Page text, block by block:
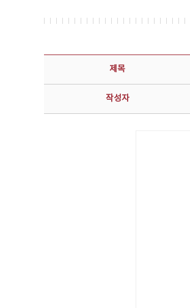
공지사항 상세보기 - 제목, 담당부서, 담당자, 담당연락처, 내용, 첨부파일 정보 제공
제목
작성자